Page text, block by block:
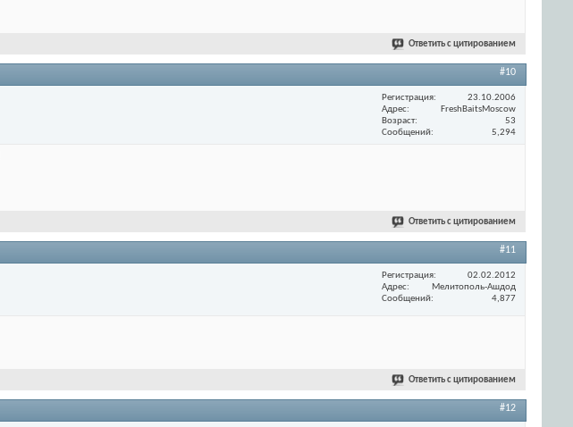
Ответить с цитированием
#10
Регистрация
23.10.2006
Адрес
FreshBaitsMoscow
Возраст
53
Сообщений
5,294
Ответить с цитированием
#11
Регистрация
02.02.2012
Адрес
Мелитополь-Ашдод
Сообщений
4,877
Ответить с цитированием
#12